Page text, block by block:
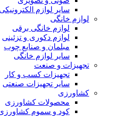
سایر لوازم الکترونیکی
لوازم خانگی
لوازم خانگی برقی
لوازم دکوری و تزئینی
مبلمان و صنایع چوب
سایر لوازم خانگی
تجهیزات و صنعت
تجهیزات کسب و کار
سایر تجهیزات صنعتی
کشاورزی
محصولات کشاورزی
کود و سموم کشاورزی